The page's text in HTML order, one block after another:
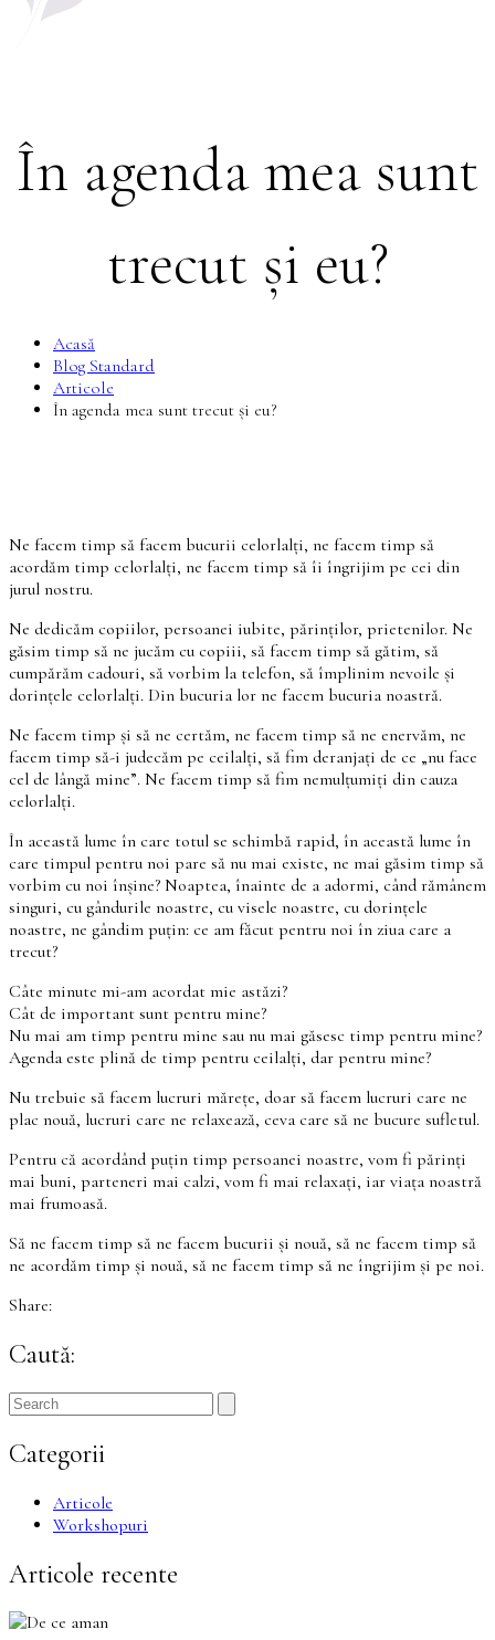
În agenda mea sunt
trecut și eu?
Acasă
Blog Standard
Articole
În agenda mea sunt trecut și eu?
Ne facem timp să facem bucurii celorlalți, ne facem timp să
acordăm timp celorlalți, ne facem timp să îi îngrijim pe cei din
jurul nostru.
Ne dedicăm copiilor, persoanei iubite, părinților, prietenilor. Ne
găsim timp să ne jucăm cu copiii, să facem timp să gătim, să
cumpărăm cadouri, să vorbim la telefon, să împlinim nevoile și
dorințele celorlalți. Din bucuria lor ne facem bucuria noastră.
Ne facem timp și să ne certăm, ne facem timp să ne enervăm, ne
facem timp să-i judecăm pe ceilalți, să fim deranjați de ce „nu face
cel de lângă mine”. Ne facem timp să fim nemulțumiți din cauza
celorlalți.
În această lume în care totul se schimbă rapid, în această lume în
care timpul pentru noi pare să nu mai existe, ne mai găsim timp să
vorbim cu noi înșine? Noaptea, înainte de a adormi, când rămânem
singuri, cu gândurile noastre, cu visele noastre, cu dorințele
noastre, ne gândim puțin: ce am făcut pentru noi în ziua care a
trecut?
Câte minute mi-am acordat mie astăzi?
Cât de important sunt pentru mine?
Nu mai am timp pentru mine sau nu mai găsesc timp pentru mine?
Agenda este plină de timp pentru ceilalți, dar pentru mine?
Nu trebuie să facem lucruri mărețe, doar să facem lucruri care ne
plac nouă, lucruri care ne relaxează, ceva care să ne bucure sufletul.
Pentru că acordând puțin timp persoanei noastre, vom fi părinți
mai buni, parteneri mai calzi, vom fi mai relaxați, iar viața noastră
mai frumoasă.
Să ne facem timp să ne facem bucurii și nouă, să ne facem timp să
ne acordăm timp și nouă, să ne facem timp să ne îngrijim și pe noi.
Share:
Caută:
Categorii
Articole
Workshopuri
Articole recente